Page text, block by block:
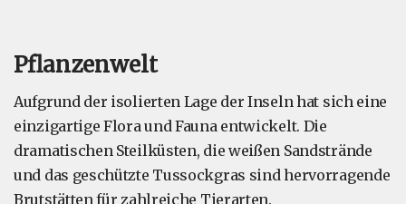
Pflanzenwelt
Aufgrund der isolierten Lage der Inseln hat sich eine
einzigartige Flora und Fauna entwickelt. Die
dramatischen Steilküsten, die weißen Sandstrände
und das geschützte Tussockgras sind hervorragende
Brutstätten für zahlreiche Tierarten.